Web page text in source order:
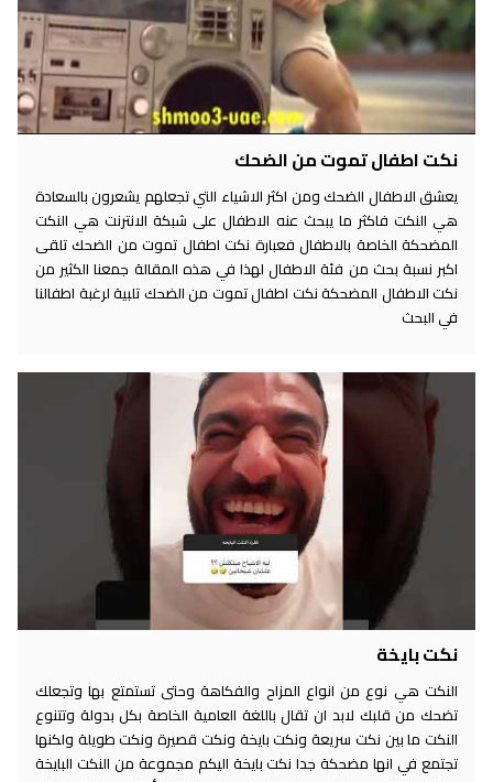
نكت اطفال تموت من الضحك
يعشق الاطفال الضحك ومن اكثر الاشياء التي تجعلهم يشعرون بالسعادة
هي النكت فاكثر ما يبحث عنه الاطفال على شبكة الانترنت هي النكت
المضحكة الخاصة بالاطفال فعبارة نكت اطفال تموت من الضحك تلقى
اكبر نسبة بحث من فئة الاطفال لهذا في هذه المقالة جمعنا الكثير من
نكت الاطفال المضحكة نكت اطفال تموت من الضحك تلبية لرغبة اطفالنا
في البحث
نكت بايخة
النكت هي نوع من انواع المزاح والفكاهة وحتى تستمتع بها وتجعلك
تضحك من قلبك لابد ان تقال باللغة العامية الخاصة بكل بدولة وتتنوع
النكت ما بين نكت سريعة ونكت بايخة ونكت قصيرة ونكت طويلة ولكنها
تجتمع في انها مضحكة جدا نكت بايخة اليكم مجموعة من النكت البايخة